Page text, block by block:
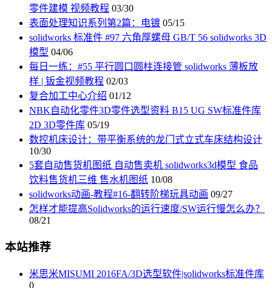
零件建模 视频教程 03/30
表面处理知识系列第2篇：电镀 05/15
solidworks 标准件 #97 六角厚螺母 GB/T 56 solidworks 3D
模型 04/06
每日一练：#55 平行圆口圆柱连接管 solidworks 薄板放
样 | 钣金视频教程 02/03
复合加工中心介绍 01/12
NBK自动化零件3D零件选型资料 B15 UG SW标准件库
2D 3D零件库 05/19
数控机床设计：带平衡系统的龙门式立式车床结构设计
10/30
5套自动售货机图纸 自动售卖机 solidworks3d模型 食品
饮料售货机三维 售水机图纸 10/08
solidworks动画-教程#16-翻转阶梯玩具动画 09/27
怎样才能提高Solidworks的运行速度/SW运行慢怎么办？
08/21
本站推荐
米思米MISUMI 2016FA/3D选型软件|solidworks标准件库
0